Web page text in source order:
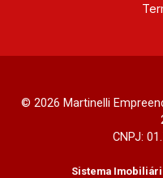
© 2026 Martinelli
CNPJ:
Sistema